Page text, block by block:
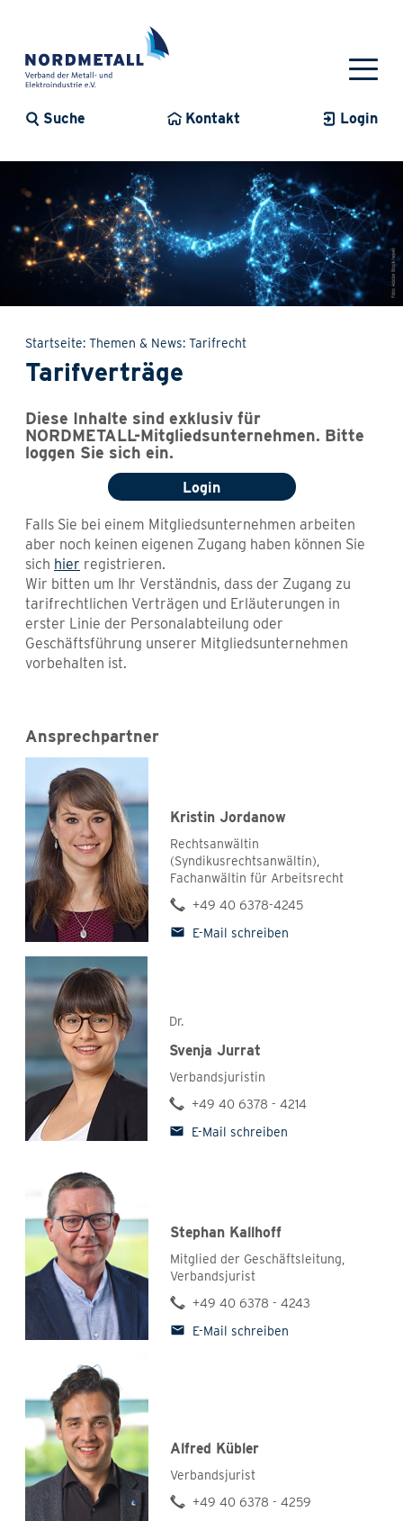
Suche Kontakt Login
Startseite Themen & News Tarifrecht
Tarifverträge
Diese Inhalte sind exklusiv für
NORDMETALL-Mitgliedsunternehmen. Bitte
loggen Sie sich ein.
Login
Falls Sie bei einem Mitgliedsunternehmen arbeiten
aber noch keinen eigenen Zugang haben können Sie
sich hier registrieren.
Wir bitten um Ihr Verständnis, dass der Zugang zu
tarifrechtlichen Verträgen und Erläuterungen in
erster Linie der Personalabteilung oder
Geschäftsführung unserer Mitgliedsunternehmen
vorbehalten ist.
Ansprechpartner
Kristin Jordanow
Rechtsanwältin
(Syndikusrechtsanwältin),
Fachanwältin für Arbeitsrecht
+49 40 6378-4245
E-Mail schreiben
Dr.
Svenja Jurrat
Verbandsjuristin
+49 40 6378 - 4214
E-Mail schreiben
Stephan Kallhoff
Mitglied der Geschäftsleitung,
Verbandsjurist
+49 40 6378 - 4243
E-Mail schreiben
Alfred Kübler
Verbandsjurist
+49 40 6378 - 4259